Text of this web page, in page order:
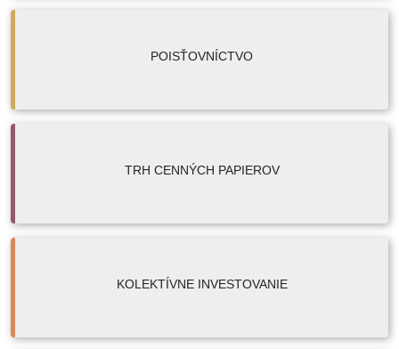
POISŤOVNÍCTVO
TRH CENNÝCH PAPIEROV
KOLEKTÍVNE INVESTOVANIE